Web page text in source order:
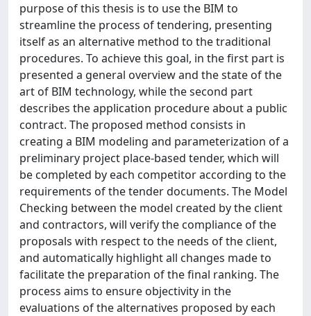
purpose of this thesis is to use the BIM to
streamline the process of tendering, presenting
itself as an alternative method to the traditional
procedures. To achieve this goal, in the first part is
presented a general overview and the state of the
art of BIM technology, while the second part
describes the application procedure about a public
contract. The proposed method consists in
creating a BIM modeling and parameterization of a
preliminary project place-based tender, which will
be completed by each competitor according to the
requirements of the tender documents. The Model
Checking between the model created by the client
and contractors, will verify the compliance of the
proposals with respect to the needs of the client,
and automatically highlight all changes made to
facilitate the preparation of the final ranking. The
process aims to ensure objectivity in the
evaluations of the alternatives proposed by each